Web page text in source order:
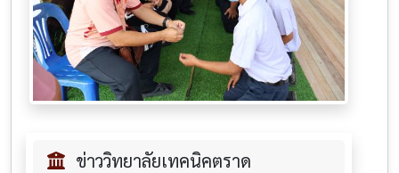
ข่าววิทยาลัยเทคนิคตราด